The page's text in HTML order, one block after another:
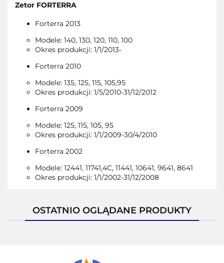
Zetor FORTERRA
Forterra 2013
Modele: 140, 130, 120, 110, 100
Okres produkcji: 1/1/2013-
Forterra 2010
Modele: 135, 125, 115, 105,95
Okres produkcji: 1/5/2010-31/12/2012
Forterra 2009
Modele: 125, 115, 105, 95
Okres produkcji: 1/1/2009-30/4/2010
Forterra 2002
Modele: 12441, 11741,4C, 11441, 10641, 9641, 8641
Okres produkcji: 1/1/2002-31/12/2008
OSTATNIO OGLĄDANE PRODUKTY